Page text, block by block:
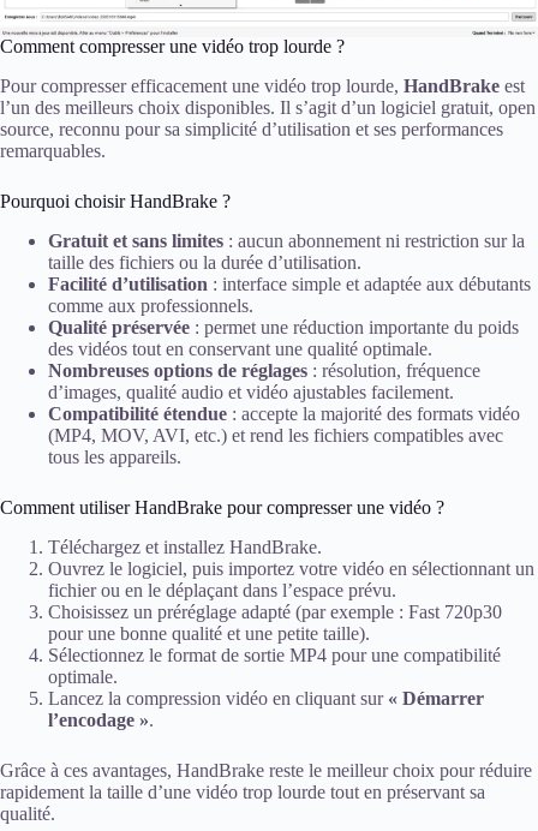
Comment compresser une vidéo trop lourde ?
Pour compresser efficacement une vidéo trop lourde, HandBrake est
l’un des meilleurs choix disponibles. Il s’agit d’un logiciel gratuit, open
source, reconnu pour sa simplicité d’utilisation et ses performances
remarquables.
Pourquoi choisir HandBrake ?
Gratuit et sans limites : aucun abonnement ni restriction sur la
taille des fichiers ou la durée d’utilisation.
Facilité d’utilisation : interface simple et adaptée aux débutants
comme aux professionnels.
Qualité préservée : permet une réduction importante du poids
des vidéos tout en conservant une qualité optimale.
Nombreuses options de réglages : résolution, fréquence
d’images, qualité audio et vidéo ajustables facilement.
Compatibilité étendue : accepte la majorité des formats vidéo
(MP4, MOV, AVI, etc.) et rend les fichiers compatibles avec
tous les appareils.
Comment utiliser HandBrake pour compresser une vidéo ?
Téléchargez et installez HandBrake.
Ouvrez le logiciel, puis importez votre vidéo en sélectionnant un
fichier ou en le déplaçant dans l’espace prévu.
Choisissez un préréglage adapté (par exemple : Fast 720p30
pour une bonne qualité et une petite taille).
Sélectionnez le format de sortie MP4 pour une compatibilité
optimale.
Lancez la compression vidéo en cliquant sur « Démarrer
l’encodage ».
Grâce à ces avantages, HandBrake reste le meilleur choix pour réduire
rapidement la taille d’une vidéo trop lourde tout en préservant sa
qualité.